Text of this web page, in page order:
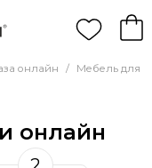
онлайн / Мебель для
онлайн